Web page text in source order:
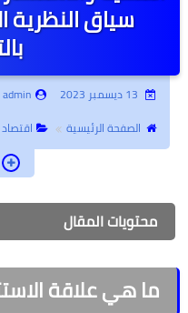
سياق النظرية
admin
الصفحة الرئيسية
محتويات المقال
ما هي علاقة